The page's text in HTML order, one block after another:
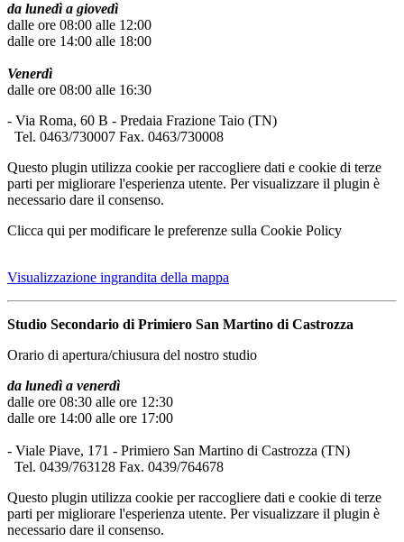
da lunedì a giovedì
dalle ore 08:00 alle 12:00
dalle ore 14:00 alle 18:00
Venerdì
dalle ore 08:00 alle 16:30
- Via Roma, 60 B - Predaia Frazione Taio (TN)
Tel. 0463/730007 Fax. 0463/730008
Questo plugin utilizza cookie per raccogliere dati e cookie di terze
parti per migliorare l'esperienza utente. Per visualizzare il plugin è
necessario dare il consenso.
Clicca qui per modificare le preferenze sulla Cookie Policy
Visualizzazione ingrandita della mappa
Studio Secondario di Primiero San Martino di Castrozza
Orario di apertura/chiusura del nostro studio
da lunedì a venerdì
dalle ore 08:30 alle ore 12:30
dalle ore 14:00 alle ore 17:00
- Viale Piave, 171 - Primiero San Martino di Castrozza (TN)
Tel. 0439/763128 Fax. 0439/764678
Questo plugin utilizza cookie per raccogliere dati e cookie di terze
parti per migliorare l'esperienza utente. Per visualizzare il plugin è
necessario dare il consenso.